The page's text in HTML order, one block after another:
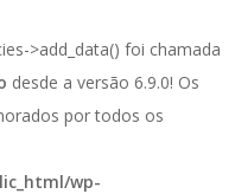
>add_data() foi chamada
desde a versão 6.9.0! Os
por todos os
wp-